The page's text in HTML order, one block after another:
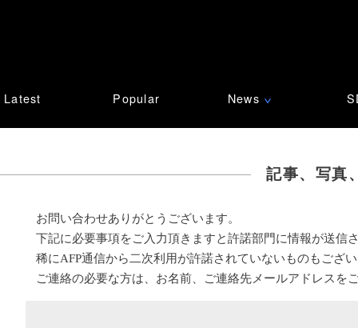
Latest Popular News ∨
記事、写真
お問い合わせありがとうございます。
下記に必要事項をご入力頂きますと許諾部門に情報が送信
稀にAFP通信から二次利用が許諾されていないものもござ
ご連絡の必要な方は、お名前、ご連絡先メールアドレスを